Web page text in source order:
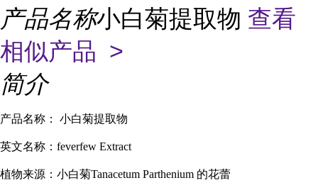
产品名称小白菊提取物 查看
相似产品 >
简介
产品名称： 小白菊提取物
英文名称： feverfew Extract
植物来源：小白菊Tanacetum Parthenium 的花蕾